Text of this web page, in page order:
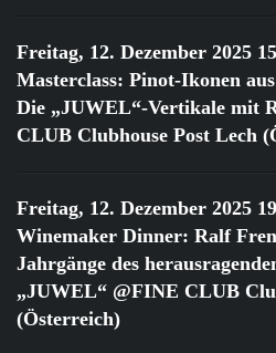
Freitag, 12. Dezember 2025
Masterclass: Pinot-Ikonen
Die „JUWEL“-Vertikale mit
CLUB Clubhouse Post Lech
Freitag, 12. Dezember 2025
Winemaker Dinner: Ralf
Jahrgänge des
„JUWEL“ @FINE CLUB
(Österreich)